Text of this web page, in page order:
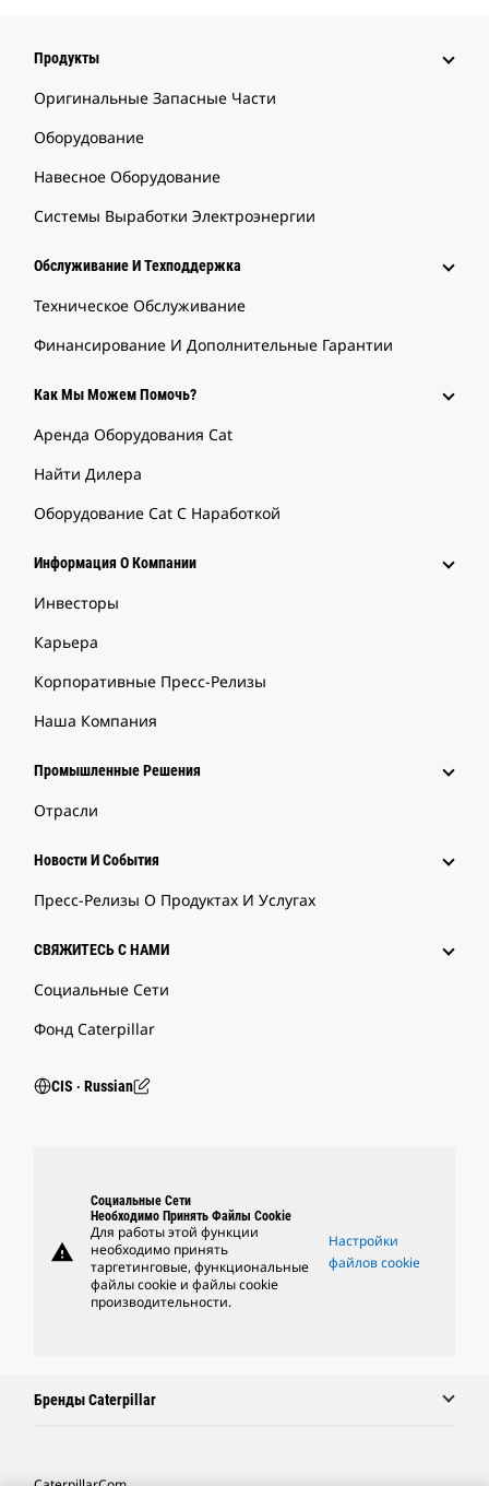
Продукты
Оригинальные Запасные Части
Оборудование
Навесное Оборудование
Системы Выработки Электроэнергии
Обслуживание И Техподдержка
Техническое Обслуживание
Финансирование И Дополнительные Гарантии
Как Мы Можем Помочь?
Аренда Оборудования Cat
Найти Дилера
Оборудование Cat С Наработкой
Информация О Компании
Инвесторы
Карьера
Корпоративные Пресс-Релизы
Наша Компания
Промышленные Решения
Отрасли
Новости И События
Пресс-Релизы О Продуктах И Услугах
СВЯЖИТЕСЬ С НАМИ
Социальные Сети
Фонд Caterpillar
CIS ‧ Russian
warning
Социальные Сети
Необходимо Принять Файлы Cookie
Для работы этой функции
необходимо принять
таргетинговые, функциональные
файлы cookie и файлы cookie
производительности.
Настройки
файлов cookie
Бренды Caterpillar